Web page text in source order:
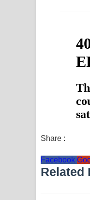
Share :
Facebook
Related